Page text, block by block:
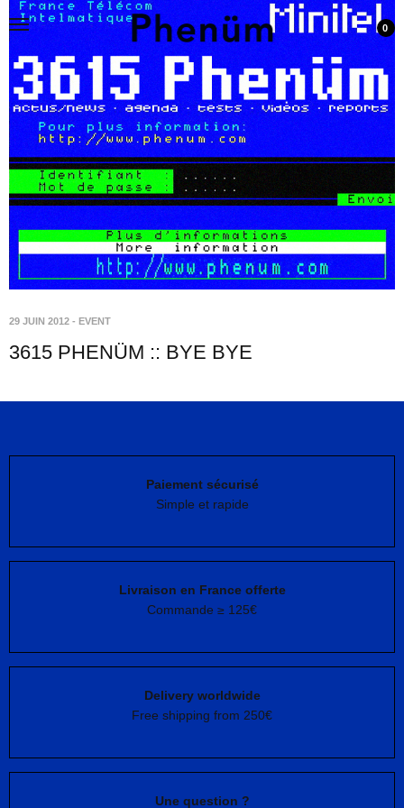
0
29 JUIN 2012 - EVENT
3615 PHENÜM :: BYE BYE
Paiement sécurisé
Simple et rapide
Livraison en France offerte
Commande ≥ 125€
Delivery worldwide
Free shipping from 250€
Une question ?